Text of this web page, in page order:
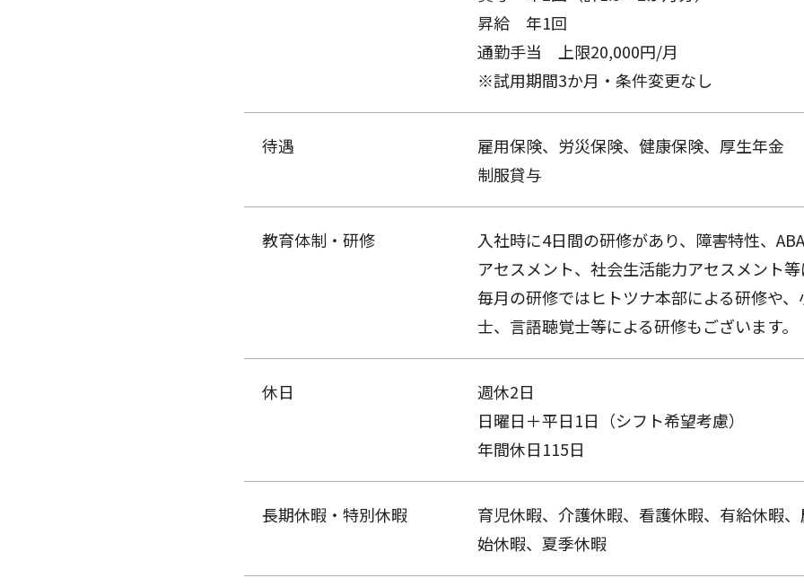
昇給 年1回
通勤手当 上限20,000円/月
※試用期間3か月・条件変更なし
待遇
雇用保険、労災保険、健康保険、厚生年金
制服貸与
教育体制・研修
入社時に4日間の研修があり、障害特性、
アセスメント、社会生活能力アセスメント
毎月の研修ではヒトツナ本部による研修や
士、言語聴覚士等による研修もございます。
休日
週休2日
日曜日＋平日1日（シフト希望考慮）
年間休日115日
長期休暇・特別休暇
育児休暇、介護休暇、看護休暇、有給休暇
始休暇、夏季休暇